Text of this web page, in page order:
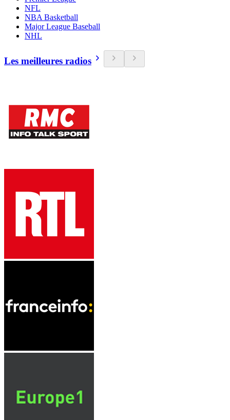
NFL
NBA Basketball
Major League Baseball
NHL
Les meilleures radios